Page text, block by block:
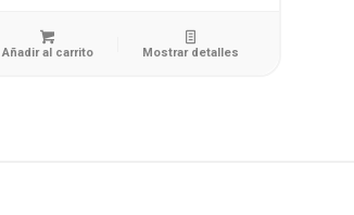
Añadir al carrito Mostrar detalles